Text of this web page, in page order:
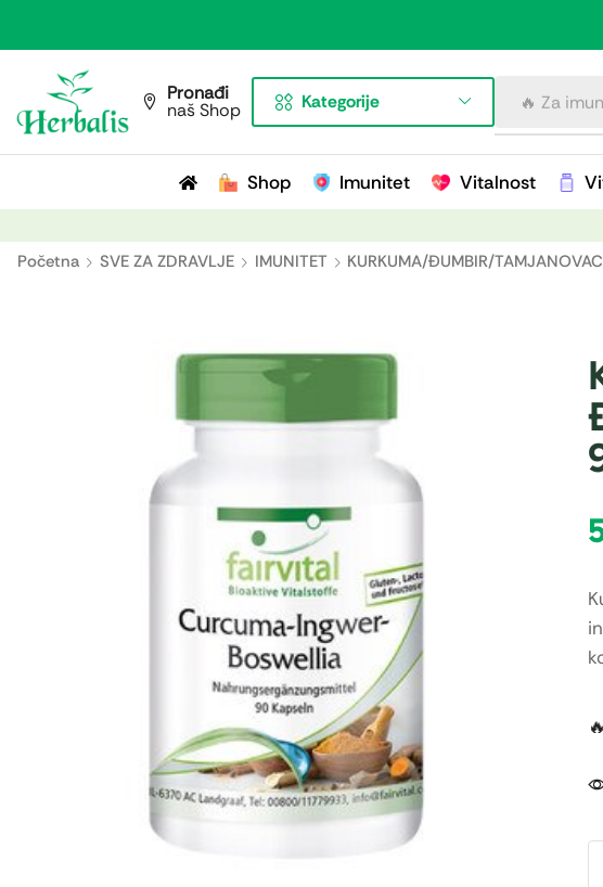
Pronađi
naš Shop Kategorije 🔥 Za
Shop Imunitet Vitalnost
Početna SVE ZA ZDRAVLJE IMUNITET KURKUMA/ĐUMBIR/